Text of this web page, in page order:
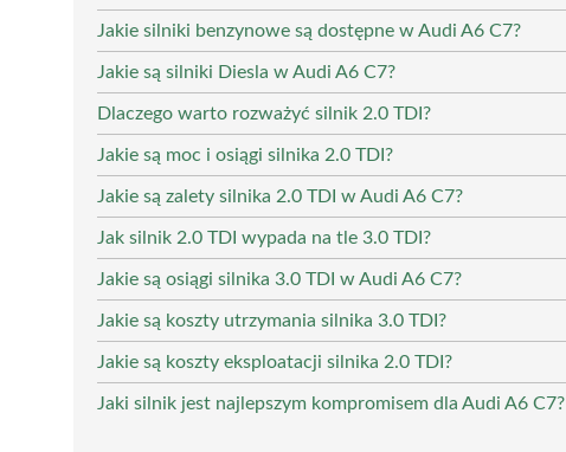
Jakie silniki benzynowe są dostępne w Audi A6 C7?
Jakie są silniki Diesla w Audi A6 C7?
Dlaczego warto rozważyć silnik 2.0 TDI?
Jakie są moc i osiągi silnika 2.0 TDI?
Jakie są zalety silnika 2.0 TDI w Audi A6 C7?
Jak silnik 2.0 TDI wypada na tle 3.0 TDI?
Jakie są osiągi silnika 3.0 TDI w Audi A6 C7?
Jakie są koszty utrzymania silnika 3.0 TDI?
Jakie są koszty eksploatacji silnika 2.0 TDI?
Jaki silnik jest najlepszym kompromisem dla Audi A6 C7?